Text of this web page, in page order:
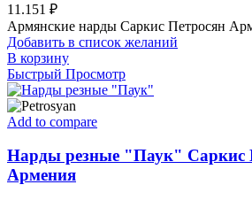
11.151 ₽
Армянские нарды Саркис Петросян
Добавить в список желаний
В корзину
Быстрый Просмотр
Add to compare
Нарды резные "Паук" Саркис
Армения